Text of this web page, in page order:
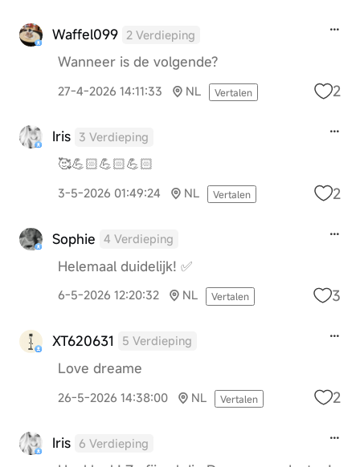
Waffel099 2 Verdieping
Wanneer is de volgende?
27-4-2026 14:11:33 NL Vertalen 2
Iris 3 Verdieping
🥰💪🏻💪🏻💪🏻
3-5-2026 01:49:24 NL Vertalen 2
Sophie 4 Verdieping
Helemaal duidelijk! ✅
6-5-2026 12:20:32 NL Vertalen 3
XT620631 5 Verdieping
Love dreame
26-5-2026 14:38:00 NL Vertalen 2
Iris 6 Verdieping